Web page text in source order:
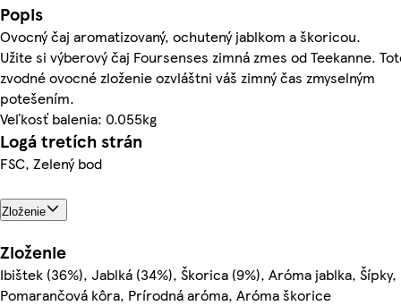
Popis
Ovocný čaj aromatizovaný, ochutený jablkom a škoricou.
Užite si výberový čaj Foursenses zimná zmes od Teekanne.
zvodné ovocné zloženie ozvláštni váš zimný čas zmyselným
potešením.
Veľkosť balenia: 0.055kg
Logá tretích strán
FSC, Zelený bod
Zloženie
Zloženie
Ibištek (36%), Jablká (34%), Škorica (9%), Aróma jablka, Šípky,
Pomarančová kôra, Prírodná aróma, Aróma škorice